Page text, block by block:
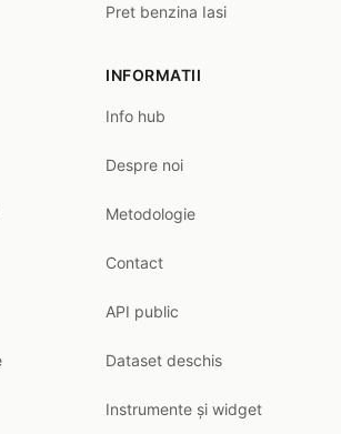
Pret benzina Iasi
INFORMATII
Info hub
Despre noi
Metodologie
Contact
API public
Dataset deschis
Instrumente și widget